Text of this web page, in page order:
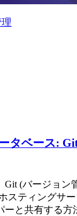
タベース:
Git (バージョン
スティングサ
ーと共有する